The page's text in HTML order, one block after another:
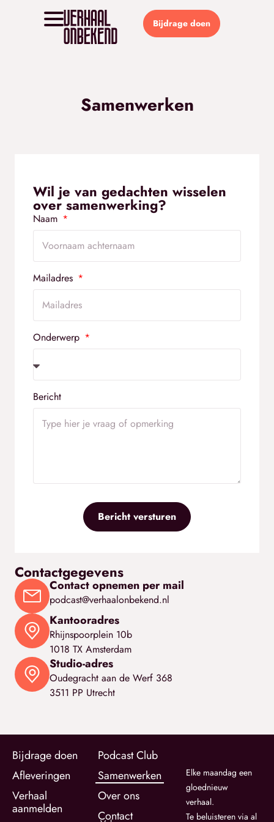
Bijdrage doen
Samenwerken
Wil je van gedachten wisselen
over samenwerking?
Naam
Mailadres
Onderwerp
Bericht
Bericht versturen
Contactgegevens
Contact opnemen per mail
podcast@verhaalonbekend.nl
Kantooradres
Rhijnspoorplein 10b
1018 TX Amsterdam
Studio-adres
Oudegracht aan de Werf 368
3511 PP Utrecht
Bijdrage doen
Afleveringen
Verhaal
aanmelden
Podcast Club
Samenwerken
Over ons
Contact
Elke maandag een
gloednieuw
verhaal.
Te beluisteren via al